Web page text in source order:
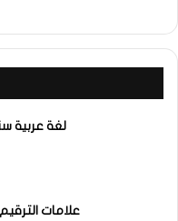
لغة عربية
علامات